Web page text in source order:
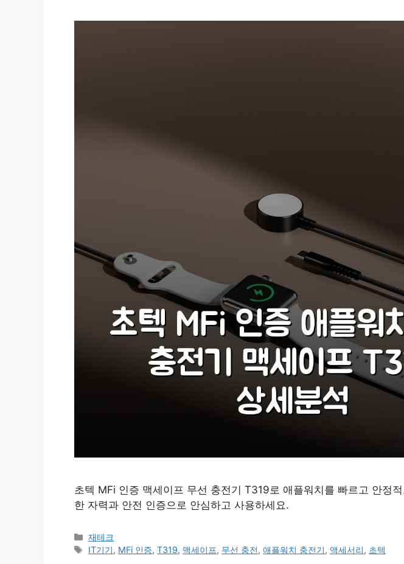
초텍 MFi 인증 맥세이프 무선 충전기 T319로 애플워치를 빠르고 안정
한 자력과 안전 인증으로 안심하고 사용하세요.
카
테
재테크
태
IT기기, MFi 인증,T319, 맥세이프, 무선 충전,애플워치 충전기, 액세서리, 초텍